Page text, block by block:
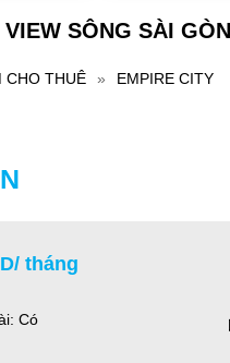
SÔNG SÀI
CHO THUÊ » EMPIRE CITY
tháng
Có